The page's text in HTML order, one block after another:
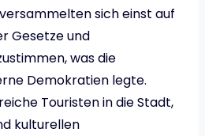
sich einst auf
Gesetze und
was die
Demokratien legte.
Touristen in die Stadt,
kulturellen